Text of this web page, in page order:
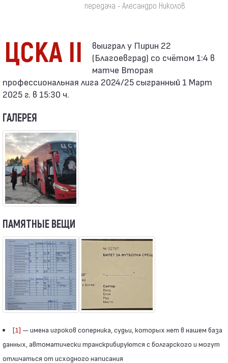
передача - Алесандро Николов
ЦСКА II
(Благоевград) со счётом 1:4 в
матче Вторая
профессиональная лига 2024/25 сыгранный 1 Март
2025 г. в 15:30 ч.
ГАЛЕРЕЯ
ПАМЯТНЫЕ ВЕЩИ
[1] — имена игроков соперника, судьи, которых нет в нашем база
данных, автоматически транскрибируются с болгарского и могут
отличаться от исходного написания